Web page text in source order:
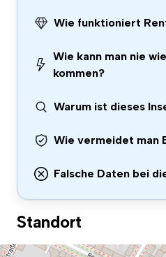
Wie funktioniert
Wie kann man nie
kommen?
Warum ist dieses
Wie vermeidet man
Falsche Daten bei
Standort